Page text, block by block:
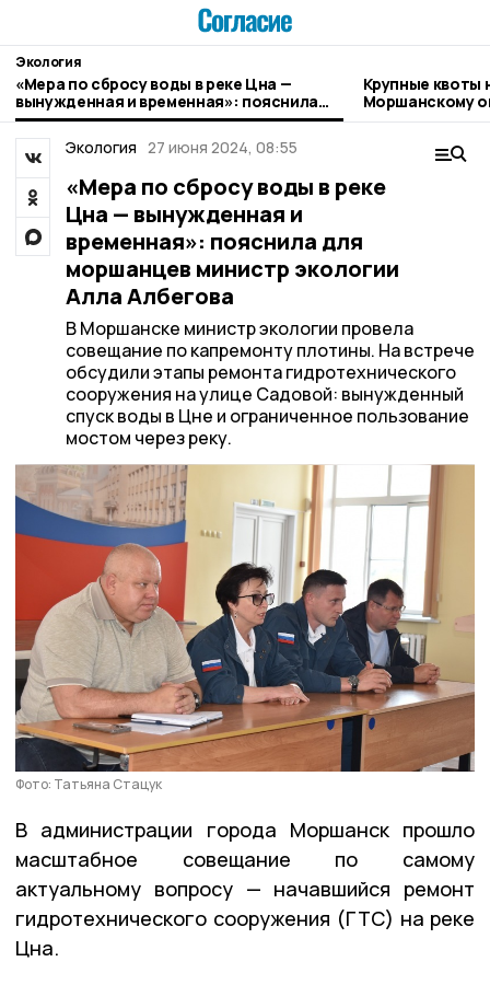
Экология
«Мера по сбросу воды в реке Цна —
вынужденная и временная»: пояснила
для моршанцев министр экологии Алла
Албегова
Крупные квоты
Моршанскому
Экология 27 июня 2024, 08:55
«Мера по сбросу воды в реке
Цна — вынужденная и
временная»: пояснила для
моршанцев министр экологии
Алла Албегова
В Моршанске министр экологии провела
совещание по капремонту плотины. На встрече
обсудили этапы ремонта гидротехнического
сооружения на улице Садовой: вынужденный
спуск воды в Цне и ограниченное пользование
мостом через реку.
Фото: Татьяна Стацук
В администрации города Моршанск прошло
масштабное совещание по самому
актуальному вопросу — начавшийся ремонт
гидротехнического сооружения (ГТС) на реке
Цна.